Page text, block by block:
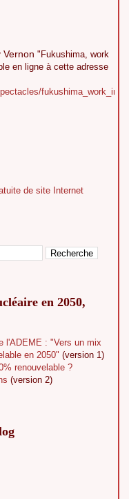
Vernon "Fukushima, work
en ligne à cette adresse
en 2050,
l'ADEME : "Vers un mix
en 2050" (version 1)
renouvelable ?
(version 2)